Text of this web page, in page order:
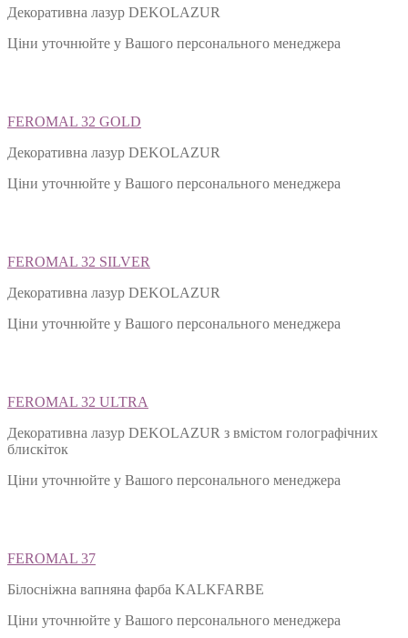
Декоративна лазур DEKOLAZUR
Ціни уточнюйте у Вашого персонального менеджера
FEROMAL 32 GOLD
Декоративна лазур DEKOLAZUR
Ціни уточнюйте у Вашого персонального менеджера
FEROMAL 32 SILVER
Декоративна лазур DEKOLAZUR
Ціни уточнюйте у Вашого персонального менеджера
FEROMAL 32 ULTRA
Декоративна лазур DEKOLAZUR з вмістом голографічних
блискіток
Ціни уточнюйте у Вашого персонального менеджера
FEROMAL 37
Білосніжна вапняна фарба KALKFARBE
Ціни уточнюйте у Вашого персонального менеджера